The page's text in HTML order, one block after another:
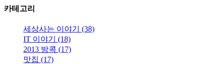
카테고리
세상사는 이야기 (38)
IT 이야기 (18)
2013 방콕 (17)
맛집 (17)